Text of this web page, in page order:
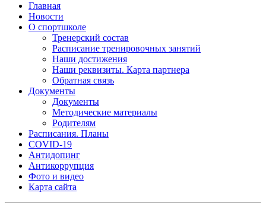
Главная
Новости
О спортшколе
Тренерский состав
Расписание тренировочных занятий
Наши достижения
Наши реквизиты. Карта партнера
Обратная связь
Документы
Документы
Методические материалы
Родителям
Расписания. Планы
COVID-19
Антидопинг
Антикоррупция
Фото и видео
Карта сайта